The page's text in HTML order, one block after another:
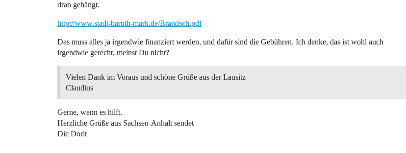
dran gehängt.
http://www.stadt-baruth-mark.de/Brandsch.pdf
Das muss alles ja irgendwie finanziert werden, und dafür sind die Gebühren. Ich denke, das ist wohl auch
irgendwie gerecht, meinst Du nicht?
Vielen Dank im Voraus und schöne Grüße aus der Lausitz
Claudius
Gerne, wenn es hilft.
Herzliche Grüße aus Sachsen-Anhalt sendet
Die Dorit